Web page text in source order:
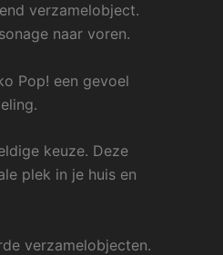
verzamelobject.
naar voren.
Pop! een gevoel
keuze. Deze
plek in je huis en
verzamelobjecten.